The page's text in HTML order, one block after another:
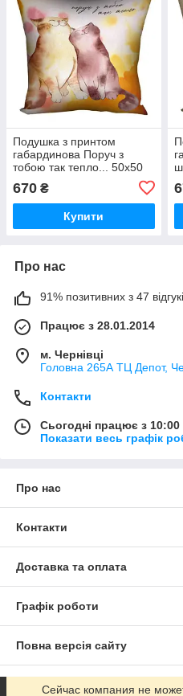
Подушка з принтом
габардинова Поруч з
тобою так тепло... 50x50
670 ₴
Купити
Про нас
91% позитивних з 47
Працює з 28.01.2014
м. Чернівці
Головна 265А ТЦ Депот,
Контакти
Сьогодні працює з
Показати весь графік
Про нас
Контакти
Доставка та оплата
Графік роботи
Повна версія сайту
Сайт створено на
Сейчас компания не